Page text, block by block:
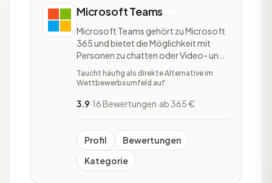
Microsoft Teams
Microsoft Teams gehört zu Microsoft
365 und bietet die Möglichkeit mit
Personen zu chatten oder Video- und
Audioanrufe zu führen. Durch die
Verknüpfung mit Microsoft Planner
werden, diese können daraufhin
gefüllt werden. Die Nu
Taucht häufig als direkte Alternative im
Wettbewerbsumfeld auf.
3.9·16 Bewertungen·ab 365 €
Profil
Bewertungen
Kategorie